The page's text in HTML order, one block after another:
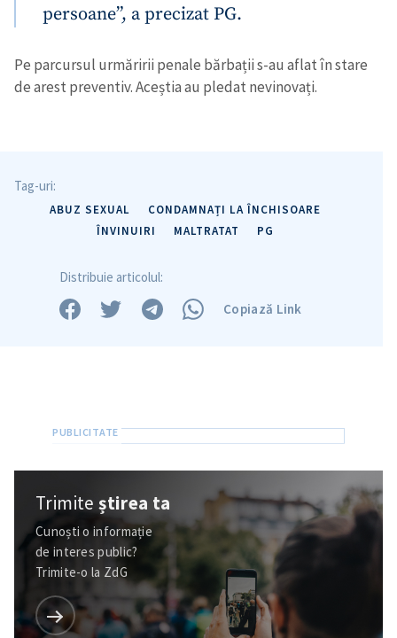
persoane”, a precizat PG.
Pe parcursul urmăririi penale bărbații s-au aflat în stare
de arest preventiv. Aceștia au pledat nevinovați.
Tag-uri:
ABUZ SEXUAL
CONDAMNAȚI LA ÎNCHISOARE
ÎNVINUIRI
MALTRATAT PG
Distribuie articolul:
Copiază Link
Trimiteștirea ta
Cunoști o informație
de interes public?
Trimite-o la ZdG